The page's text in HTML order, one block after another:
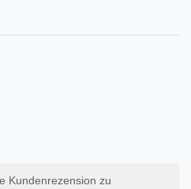
Kundenrezension zu